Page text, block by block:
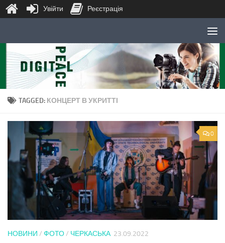
Skip to content
TAGGED: КОНЦЕРТ В УКРИТТІ
0
НОВИНИ / ФОТО/ ЧЕРКАСЬКА 23.09.2022
Увійти Реєстрація